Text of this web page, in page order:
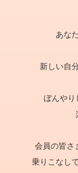
あな
新しい自
ぼんやり
会員の皆さ
乗りこなし